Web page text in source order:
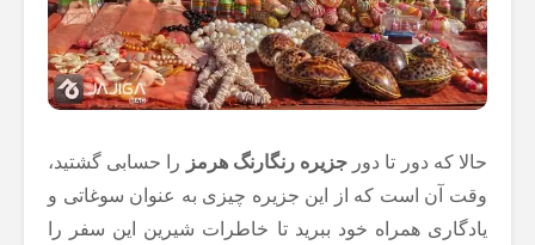
حالا که دور تا دور جزیره رنگارنگ هرمز
را حسابی گشتید،
وقت آن است که از این جزیره چیزی به عنوان سوغاتی و
یادگاری همراه خود ببرید تا خاطرات شیرین این سفر را